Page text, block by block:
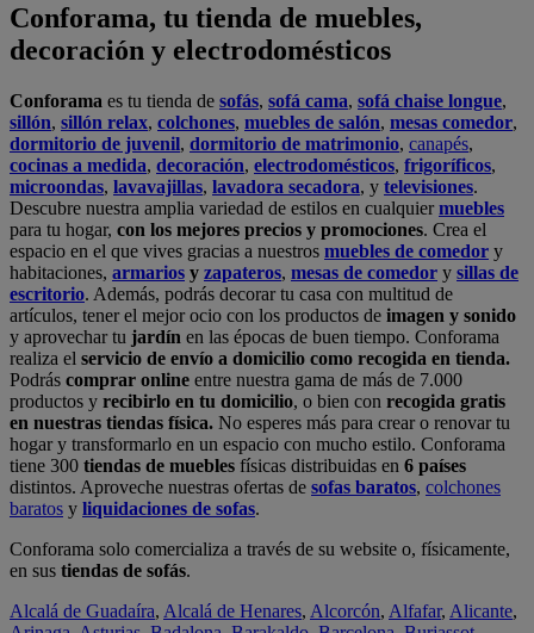
Conforama, tu tienda de muebles,
decoración y electrodomésticos
Conforama es tu tienda de sofás, sofá cama, sofá chaise longue,
sillón, sillón relax, colchones, muebles de salón, mesas comedor,
dormitorio de juvenil, dormitorio de matrimonio, canapés,
cocinas a medida, decoración, electrodomésticos, frigoríficos,
microondas, lavavajillas, lavadora secadora, y televisiones.
Descubre nuestra amplia variedad de estilos en cualquiermuebles
para tu hogar, con los mejores precios y promociones. Crea el
espacio en el que vives gracias a nuestros muebles de comedor y
habitaciones, armarios y zapateros, mesas de comedor y sillas de
escritorio. Además, podrás decorar tu casa con multitud de
artículos, tener el mejor ocio con los productos de imagen y sonido
y aprovechar tu jardín en las épocas de buen tiempo. Conforama
realiza el servicio de envío a domicilio como recogida en tienda.
Podrás comprar online entre nuestra gama de más de 7.000
productos y recibirlo en tu domicilio, o bien con recogida gratis
en nuestras tiendas física. No esperes más para crear o renovar tu
hogar y transformarlo en un espacio con mucho estilo. Conforama
tiene 300 tiendas de muebles físicas distribuidas en 6 países
distintos. Aproveche nuestras ofertas de sofas baratos, colchones
baratos y liquidaciones de sofas.
Conforama solo comercializa a través de su website o, físicamente,
en sus tiendas de sofás.
Alcalá de Guadaíra, Alcalá de Henares, Alcorcón, Alfafar, Alicante,